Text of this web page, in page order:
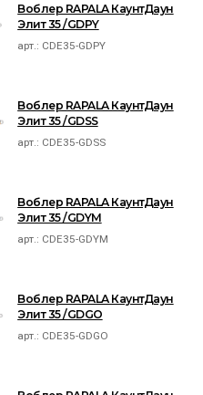
Воблер RAPALA КаунтДаун
Элит 35 /GDPY
арт.: CDE35-GDPY
Воблер RAPALA КаунтДаун
Элит 35 /GDSS
арт.: CDE35-GDSS
Воблер RAPALA КаунтДаун
Элит 35 /GDYM
арт.: CDE35-GDYM
Воблер RAPALA КаунтДаун
Элит 35 /GDGO
арт.: CDE35-GDGO